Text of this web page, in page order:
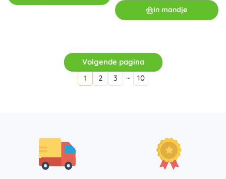
In mandje
Volgende pagina
1
2 3 … 10